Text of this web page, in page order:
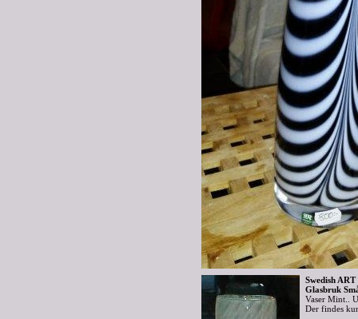
Swedish
Glasbruk
Vaser Mint..
Der findes